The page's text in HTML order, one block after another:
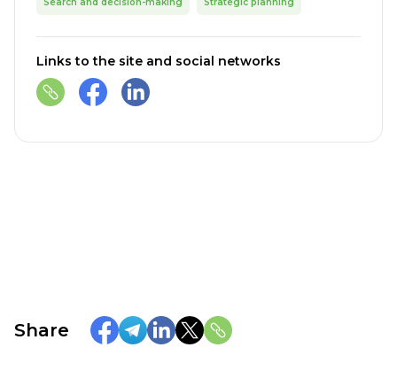
Links to the site and social networks
Share